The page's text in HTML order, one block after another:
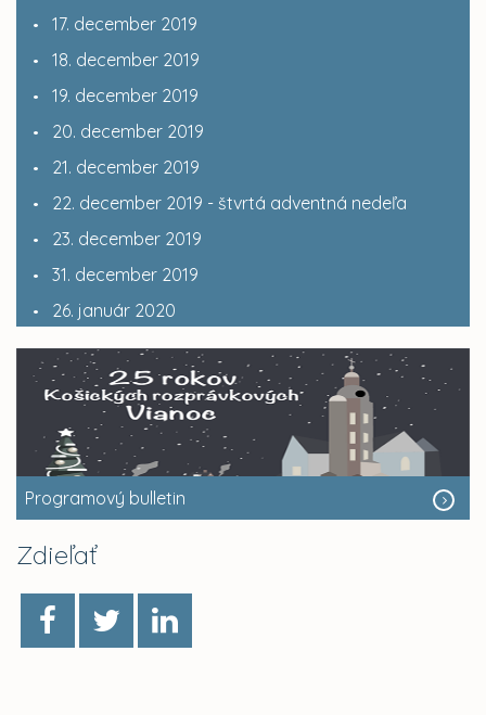
17. december 2019
18. december 2019
19. december 2019
20. december 2019
21. december 2019
22. december 2019 - štvrtá adventná nedeľa
23. december 2019
31. december 2019
26. január 2020
Programový bulletin
Zdieľať